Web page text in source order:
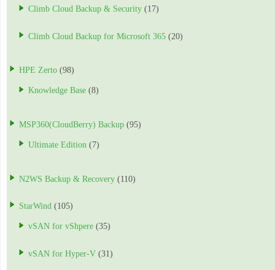
Climb Cloud Backup & Security (17)
Climb Cloud Backup for Microsoft 365 (20)
HPE Zerto (98)
Knowledge Base (8)
MSP360(CloudBerry) Backup (95)
Ultimate Edition (7)
N2WS Backup & Recovery (110)
StarWind (105)
vSAN for vShpere (35)
vSAN for Hyper-V (31)